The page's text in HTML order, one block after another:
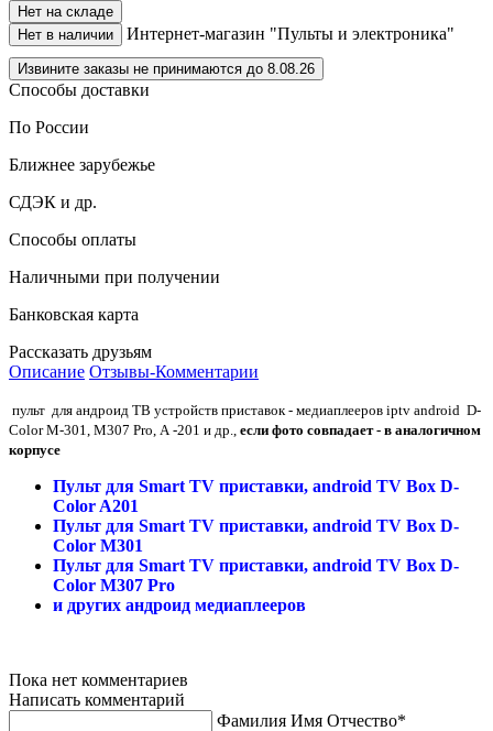
Нет на складе
Нет в наличии
Интернет-магазин "Пульты и электроника"
Извините заказы не принимаются до 8.08.26
Способы доставки
По России
Ближнее зарубежье
СДЭК и др.
Способы оплаты
Наличными при получении
Банковская карта
Рассказать друзьям
Описание Отзывы-Комментарии
пульт для андроид ТВ устройств приставок - медиаплееров iptv android D-
Color M-301, М307 Pro, А -201 и др., если фото совпадает - в аналогичном
корпусе
Пульт для Smart TV приставки, android TV Box D-
Color A201
Пульт для Smart TV приставки, android TV Box D-
Color M301
Пульт для Smart TV приставки, android TV Box D-
Color M307 Pro
и других андроид медиаплееров
Пока нет комментариев
Написать комментарий
Фамилия Имя Отчество*